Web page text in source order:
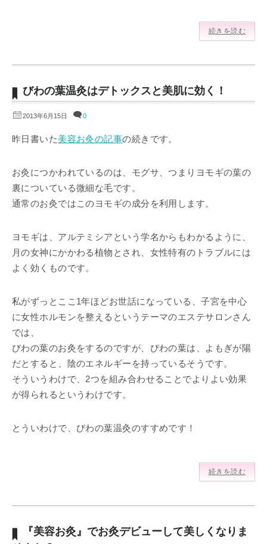
続きを読む
びわの葉温灸はデトックスと美肌に効く！
2013年6月15日 0
昨日書いた美容お灸の記事の続きです。
お灸につかわれているのは、モグサ、つまりヨモギの葉の
裏についている微細な毛です。
通常のお灸ではこのヨモギの成分を利用します。
ヨモギは、アルテミシアという学名からもわかるように、
月の女神にかかわる植物とされ、女性特有のトラブルには
よく効くものです。
私がずっとここ1年ほどお世話になっている、子宮を中心
に女性ホルモンを整えるというテーマのエステサロンさん
では、
びわの葉のお灸をするのですが、びわの葉は、よもぎが陽
だとすると、陰のエネルギーを持っているそうです。
そういうわけで、2つを組み合わせることでよりよい効果
が得られるというわけです。
とういわけで、びわの葉温灸のすすめです！
続きを読む
『美容お灸』でお灸デビューして美しくなりま